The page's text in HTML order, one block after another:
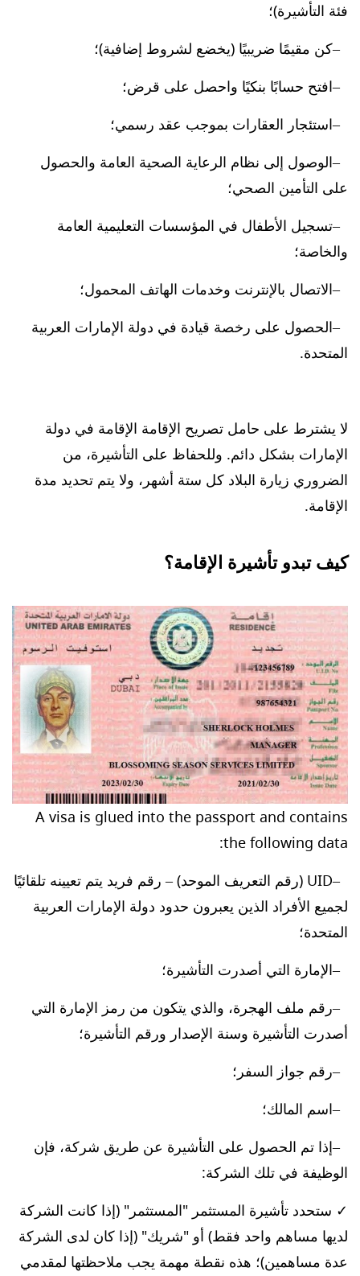
فئة التأشيرة)؛
كن مقيمًا ضريبيًا (يخضع لشروط إضافية)؛
افتح حسابًا بنكيًا واحصل على قرض؛
استئجار العقارات بموجب عقد رسمي؛
الوصول إلى نظام الرعاية الصحية العامة والحصول
على التأمين الصحي؛
تسجيل الأطفال في المؤسسات التعليمية العامة
والخاصة؛
الاتصال بالإنترنت وخدمات الهاتف المحمول؛
الحصول على رخصة قيادة في دولة الإمارات العربية
المتحدة.
لا يشترط على حامل تصريح الإقامة الإقامة في دولة
الإمارات بشكل دائم. وللحفاظ على التأشيرة، من
الضروري زيارة البلاد كل ستة أشهر، ولا يتم تحديد مدة
الإقامة.
كيف تبدو تأشيرة الإقامة؟
A visa is glued into the passport and contains
the following data:
UID (رقم التعريف الموحد) – رقم فريد يتم تعيينه تلقائيًا
لجميع الأفراد الذين يعبرون حدود دولة الإمارات العربية
المتحدة؛
الإمارة التي أصدرت التأشيرة؛
رقم ملف الهجرة، والذي يتكون من رمز الإمارة التي
أصدرت التأشيرة وسنة الإصدار ورقم التأشيرة؛
رقم جواز السفر؛
اسم المالك؛
إذا تم الحصول على التأشيرة عن طريق شركة، فإن
الوظيفة في تلك الشركة:
✓ ستحدد تأشيرة المستثمر "المستثمر" (إذا كانت الشركة
لديها مساهم واحد فقط) أو "شريك" (إذا كان لدى الشركة
عدة مساهمين)؛ هذه نقطة مهمة يجب ملاحظتها لمقدمي